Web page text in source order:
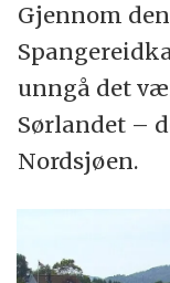
Gjennom
unngå det
Sørlandet –
Nordsjøen.